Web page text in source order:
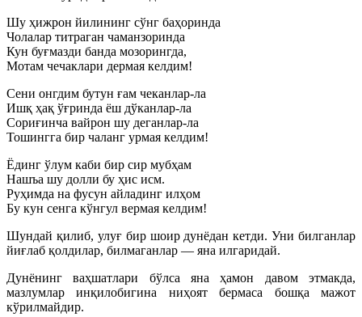
Шу ҳижрон йилининг сўнг баҳоринда
Чолалар титраган чаманзоринда
Кун буғмазди банда мозорингда,
Мотам чечаклари дермая келдим!
Сени онгдим бутун ғам чеканлар-ла
Ишқ ҳақ ўғринда ёш дўканлар-ла
Сориғинча вайрон шу деганлар-ла
Тошингга бир чаланг урмая келдим!
Ёдинг ўлум каби бир сир мубҳам
Нашъа шу долли бу ҳис исм.
Руҳимда на фусун айладинг илҳом
Бу кун сенга кўнгул вермая келдим!
Шундай қилиб, улуғ бир шоир дунёдан кетди. Уни билганлар
йиғлаб қолдилар, билмаганлар — яна илгаридай.
Дунёнинг ваҳшатлари бўлса яна ҳамон давом этмакда,
мазлумлар инқилобигина ниҳоят бермаса бошқа мажот
кўрилмайдир.